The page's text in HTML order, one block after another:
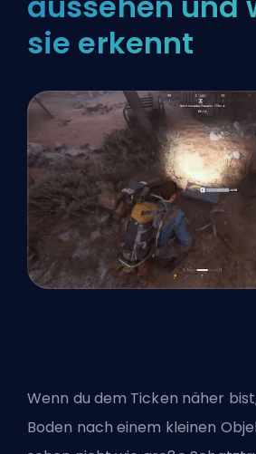
sie erkennt
Wenn du dem Ticken näher
Boden nach einem kleinen